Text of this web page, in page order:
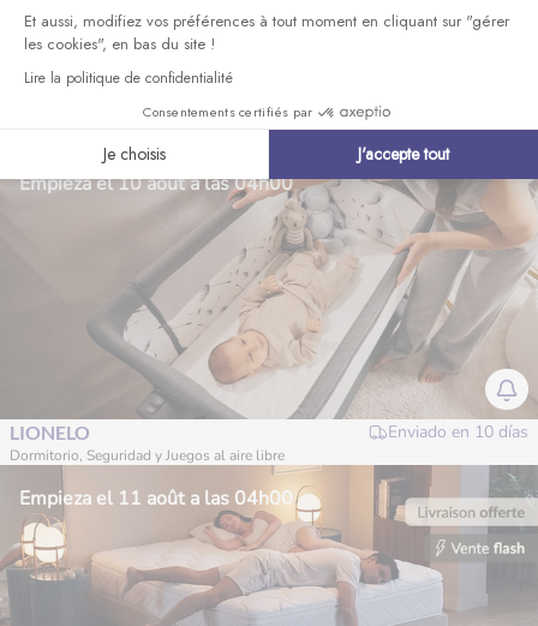
Et aussi, modifiez vos préférences à tout moment en cliquant sur "gérer
les cookies", en bas du site !
Lire la politique de confidentialité
Consentements certifiés par
Je choisis J'accepte tout
Enviado en
Empieza el 10 août a las 04h00
LIONELO Enviado en 10 días
Dormitorio, Seguridad y Juegos al aire libre
Empieza el 11 août a las 04h00